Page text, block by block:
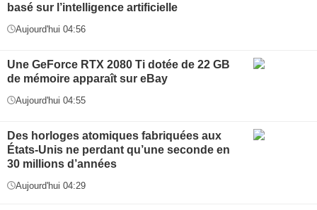
basé sur l’intelligence artificielle
Aujourd'hui 04:56
Une GeForce RTX 2080 Ti dotée de 22 GB
de mémoire apparaît sur eBay
Aujourd'hui 04:55
Des horloges atomiques fabriquées aux
États-Unis ne perdant qu’une seconde en
30 millions d’années
Aujourd'hui 04:29